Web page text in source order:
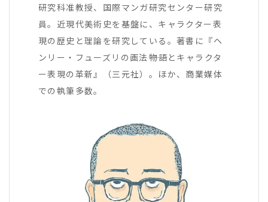
研究科准教授、国際マンガ研究センター研究
員。近現代美術史を基盤に、キャラクター表
現の歴史と理論を研究している。著書に『ヘ
ンリー・フューズリの画法――物語とキャラクタ
ー表現の革新』（三元社）。ほか、商業媒体
での執筆多数。